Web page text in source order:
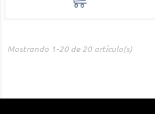
Mostrando 1-20 de 20 artículo(s)